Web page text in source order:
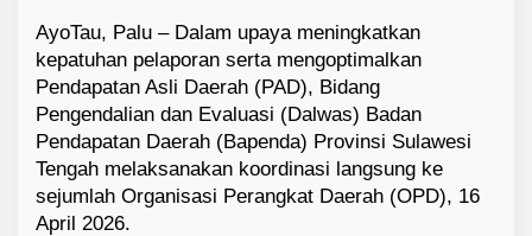
AyoTau, Palu – Dalam upaya meningkatkan
kepatuhan pelaporan serta mengoptimalkan
Pendapatan Asli Daerah (PAD), Bidang
Pengendalian dan Evaluasi (Dalwas) Badan
Pendapatan Daerah (Bapenda) Provinsi Sulawesi
Tengah melaksanakan koordinasi langsung ke
sejumlah Organisasi Perangkat Daerah (OPD), 16
April 2026.